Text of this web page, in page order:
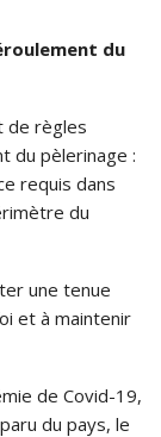
du
de règles
du pèlerinage :
requis dans
du
une tenue
et à maintenir
de Covid-19,
du pays, le